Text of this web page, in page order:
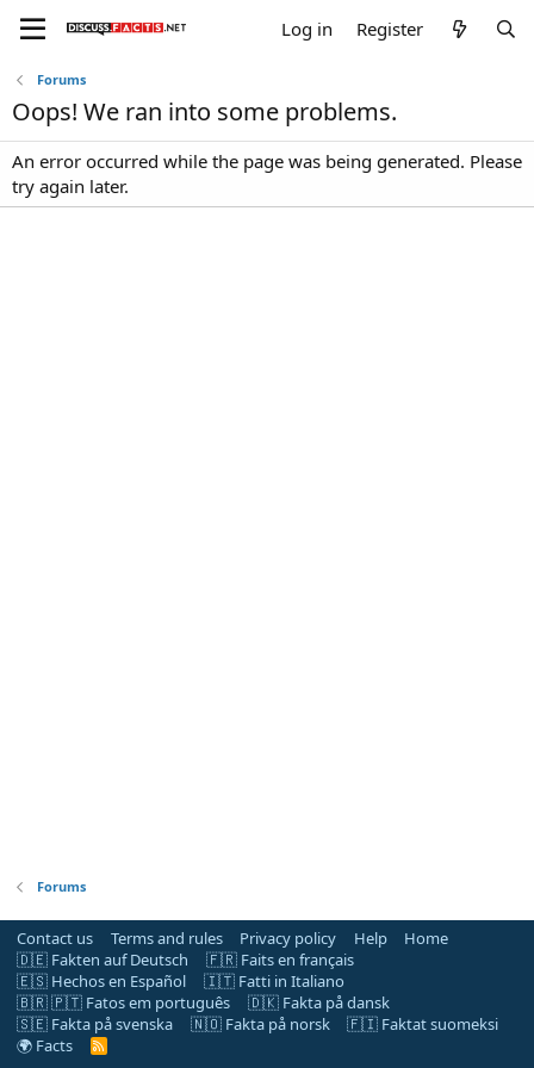
Log in Register
Forums
Oops! We ran into some problems.
An error occurred while the page was being generated. Please
try again later.
Forums
Contact us Terms and rules Privacy policy Help
Home
🇩🇪 Fakten auf Deutsch
🇫🇷 Faits en français
🇪🇸 Hechos en Español
🇮🇹 Fatti in Italiano
🇧🇷 🇵🇹 Fatos em português
🇩🇰 Fakta på dansk
🇸🇪 Fakta på svenska
🇳🇴 Fakta på norsk
🇫🇮 Faktat suomeksi
🌍 Facts
R